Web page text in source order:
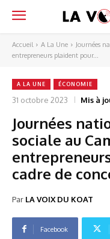
Accueil A La Une
Journées
entrepreneurs plaident pour...
A LA UNE ÉCONOMIE
31 octobre 2023 Mis à
Journées
sociale au
cadre de
Par LA VOIX DU KOAT
Facebook